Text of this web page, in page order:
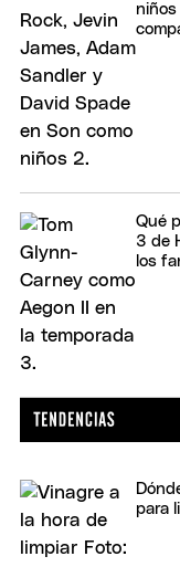
niños
Qué
3 de
los
para